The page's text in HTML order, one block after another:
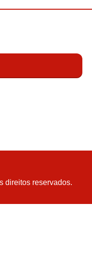
direitos reservados.